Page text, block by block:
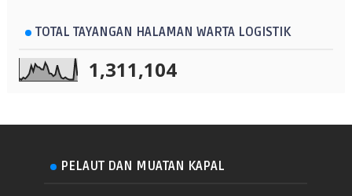
TOTAL TAYANGAN HALAMAN WARTA LOGISTIK
1,311,104
PELAUT DAN MUATAN KAPAL